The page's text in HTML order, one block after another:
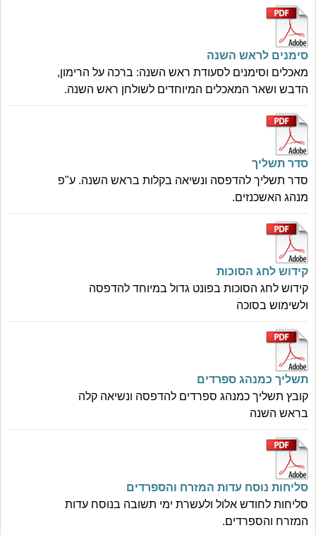
סימנים לראש השנה
מאכלים וסימנים לסעודת ראש השנה: ברכה על הרימון,
הדבש ושאר המאכלים המיוחדים לשולחן ראש השנה.
סדר תשליך
סדר תשליך להדפסה ונשיאה בקלות בראש השנה. ע"פ
מנהג האשכנזים.
קידוש לחג הסוכות
קידוש לחג הסוכות בפונט גדול במיוחד להדפסה
ולשימוש בסוכה
תשליך כמנהג ספרדים
קובץ תשליך כמנהג ספרדים להדפסה ונשיאה קלה
בראש השנה
סליחות נוסח עדות המזרח והספרדים
סליחות לחודש אלול ולעשרת ימי תשובה בנוסח עדות
המזרח והספרדים.